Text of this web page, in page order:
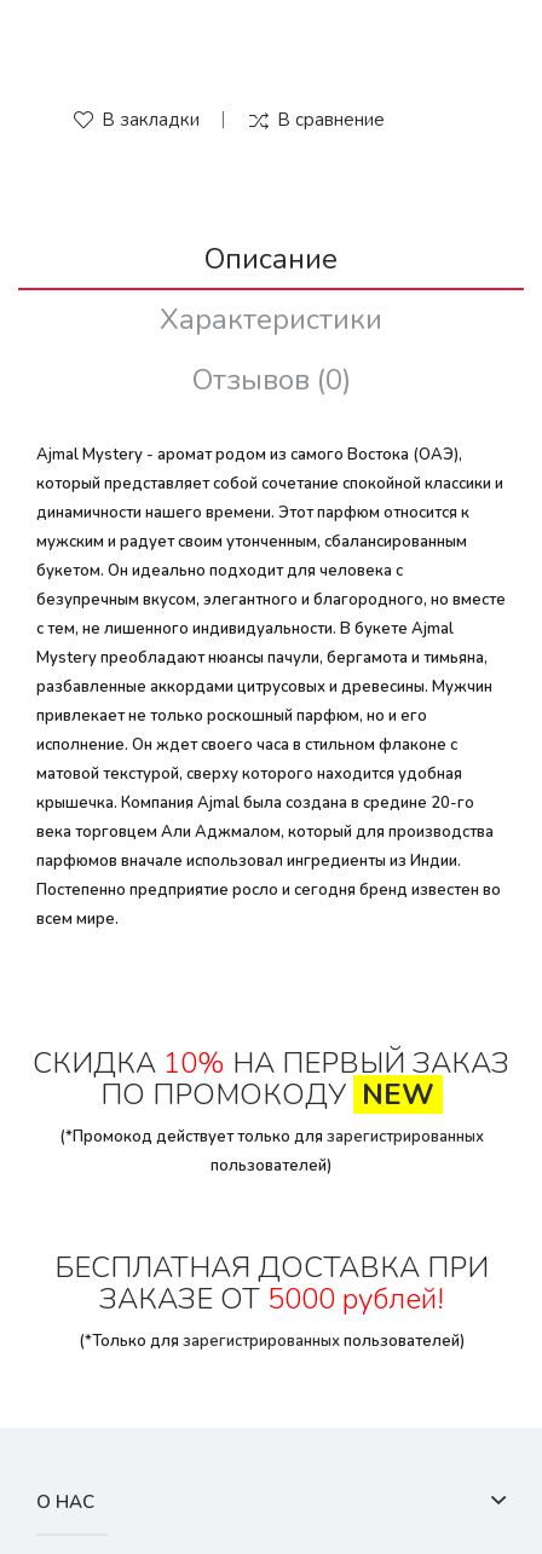
В закладки В сравнение
Описание
Характеристики
Отзывов (0)
Ajmal Mystery - аромат родом из самого Востока (ОАЭ),
который представляет собой сочетание спокойной классики и
динамичности нашего времени. Этот парфюм относится к
мужским и радует своим утонченным, сбалансированным
букетом. Он идеально подходит для человека с
безупречным вкусом, элегантного и благородного, но вместе
с тем, не лишенного индивидуальности. В букете Ajmal
Mystery преобладают нюансы пачули, бергамота и тимьяна,
разбавленные аккордами цитрусовых и древесины. Мужчин
привлекает не только роскошный парфюм, но и его
исполнение. Он ждет своего часа в стильном флаконе с
матовой текстурой, сверху которого находится удобная
крышечка. Компания Ajmal была создана в средине 20-го
века торговцем Али Аджмалом, который для производства
парфюмов вначале использовал ингредиенты из Индии.
Постепенно предприятие росло и сегодня бренд известен во
всем мире.
СКИДКА 10% НА ПЕРВЫЙ ЗАКАЗ
ПО ПРОМОКОДУ NEW
(*Промокод действует только для зарегистрированных
пользователей)
БЕСПЛАТНАЯ ДОСТАВКА ПРИ
ЗАКАЗЕ ОТ 5000 рублей!
(*Только для зарегистрированныхпользователей)
О НАС